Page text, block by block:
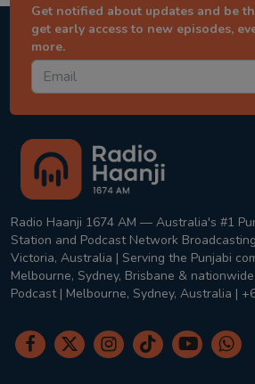
Get notified about updates and be
get early access to new episodes,
more.
Radio Haanji 1674 AM — Australia's #1
Station and Podcast Network
Victoria, Australia | Serving the Punjabi
Melbourne, Sydney, Brisbane &
Podcast | Melbourne, Sydney, Australia |